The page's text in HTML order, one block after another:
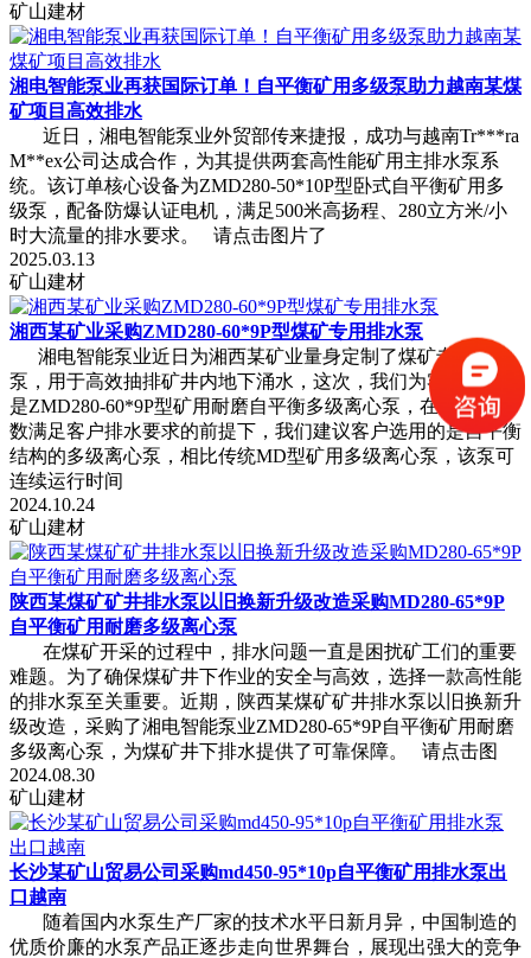
矿山建材
湘电智能泵业再获国际订单！自平衡矿用多级泵助力越南某煤
矿项目高效排水
近日，湘电智能泵业外贸部传来捷报，成功与越南Tr***ra
M**ex公司达成合作，为其提供两套高性能矿用主排水泵系
统。该订单核心设备为ZMD280-50*10P型卧式自平衡矿用多
级泵，配备防爆认证电机，满足500米高扬程、280立方米/小
时大流量的排水要求。 请点击图片了
2025.03.13
矿山建材
湘西某矿业采购ZMD280-60*9P型煤矿专用排水泵
湘电智能泵业近日为湘西某矿业量身定制了煤矿专用排水
泵，用于高效抽排矿井内地下涌水，这次，我们为客户提供的
是ZMD280-60*9P型矿用耐磨自平衡多级离心泵，在流量和参
数满足客户排水要求的前提下，我们建议客户选用的是自平衡
结构的多级离心泵，相比传统MD型矿用多级离心泵，该泵可
连续运行时间
2024.10.24
矿山建材
陕西某煤矿矿井排水泵以旧换新升级改造采购MD280-65*9P
自平衡矿用耐磨多级离心泵
在煤矿开采的过程中，排水问题一直是困扰矿工们的重要
难题。为了确保煤矿井下作业的安全与高效，选择一款高性能
的排水泵至关重要。近期，陕西某煤矿矿井排水泵以旧换新升
级改造，采购了湘电智能泵业ZMD280-65*9P自平衡矿用耐磨
多级离心泵，为煤矿井下排水提供了可靠保障。 请点击图
2024.08.30
矿山建材
长沙某矿山贸易公司采购md450-95*10p自平衡矿用排水泵出
口越南
随着国内水泵生产厂家的技术水平日新月异，中国制造的
优质价廉的水泵产品正逐步走向世界舞台，展现出强大的竞争